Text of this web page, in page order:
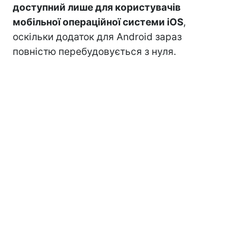
доступний лише для користувачів
мобільної операційної системи iOS,
оскільки додаток для Android зараз
повністю перебудовується з нуля.